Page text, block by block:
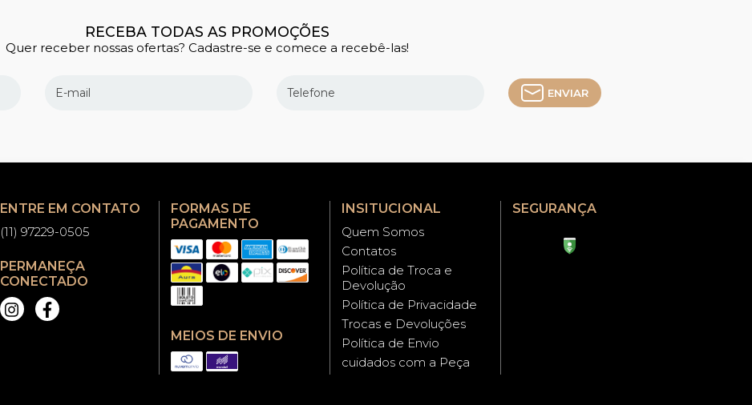
RECEBA TODAS AS PROMOÇÕES
Quer receber nossas ofertas? Cadastre-se e comece a recebê-las!
ENVIAR
ENTRE EM CONTATO
(11) 97229-0505
PERMANEÇA
CONECTADO
FORMAS DE
PAGAMENTO
MEIOS DE ENVIO
INSITUCIONAL
Quem Somos
Contatos
Política de Troca e
Devolução
Política de Privacidade
Trocas e Devoluções
Política de Envio
cuidados com a Peça
SEGURANÇA